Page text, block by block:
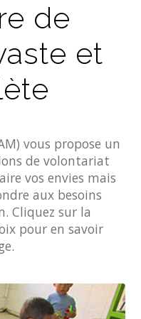
de
et
vous propose un
de volontariat
vos envies mais
aux besoins
Cliquez sur la
pour en savoir